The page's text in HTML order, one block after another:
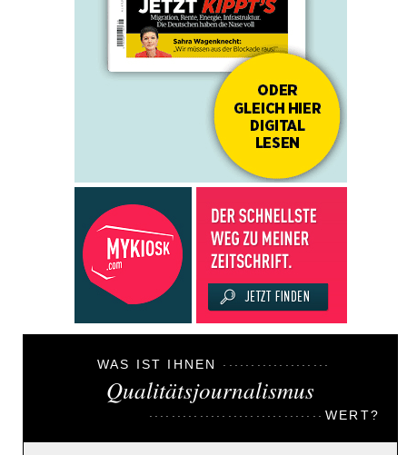
WAS IST IHNEN
Qualitätsjournalismus
WERT?